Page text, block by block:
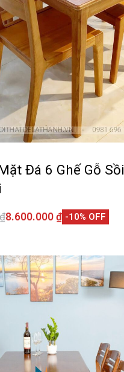
Đá 6 Ghế Gỗ Sồi
₫8.600.000 ₫ -10% OFF